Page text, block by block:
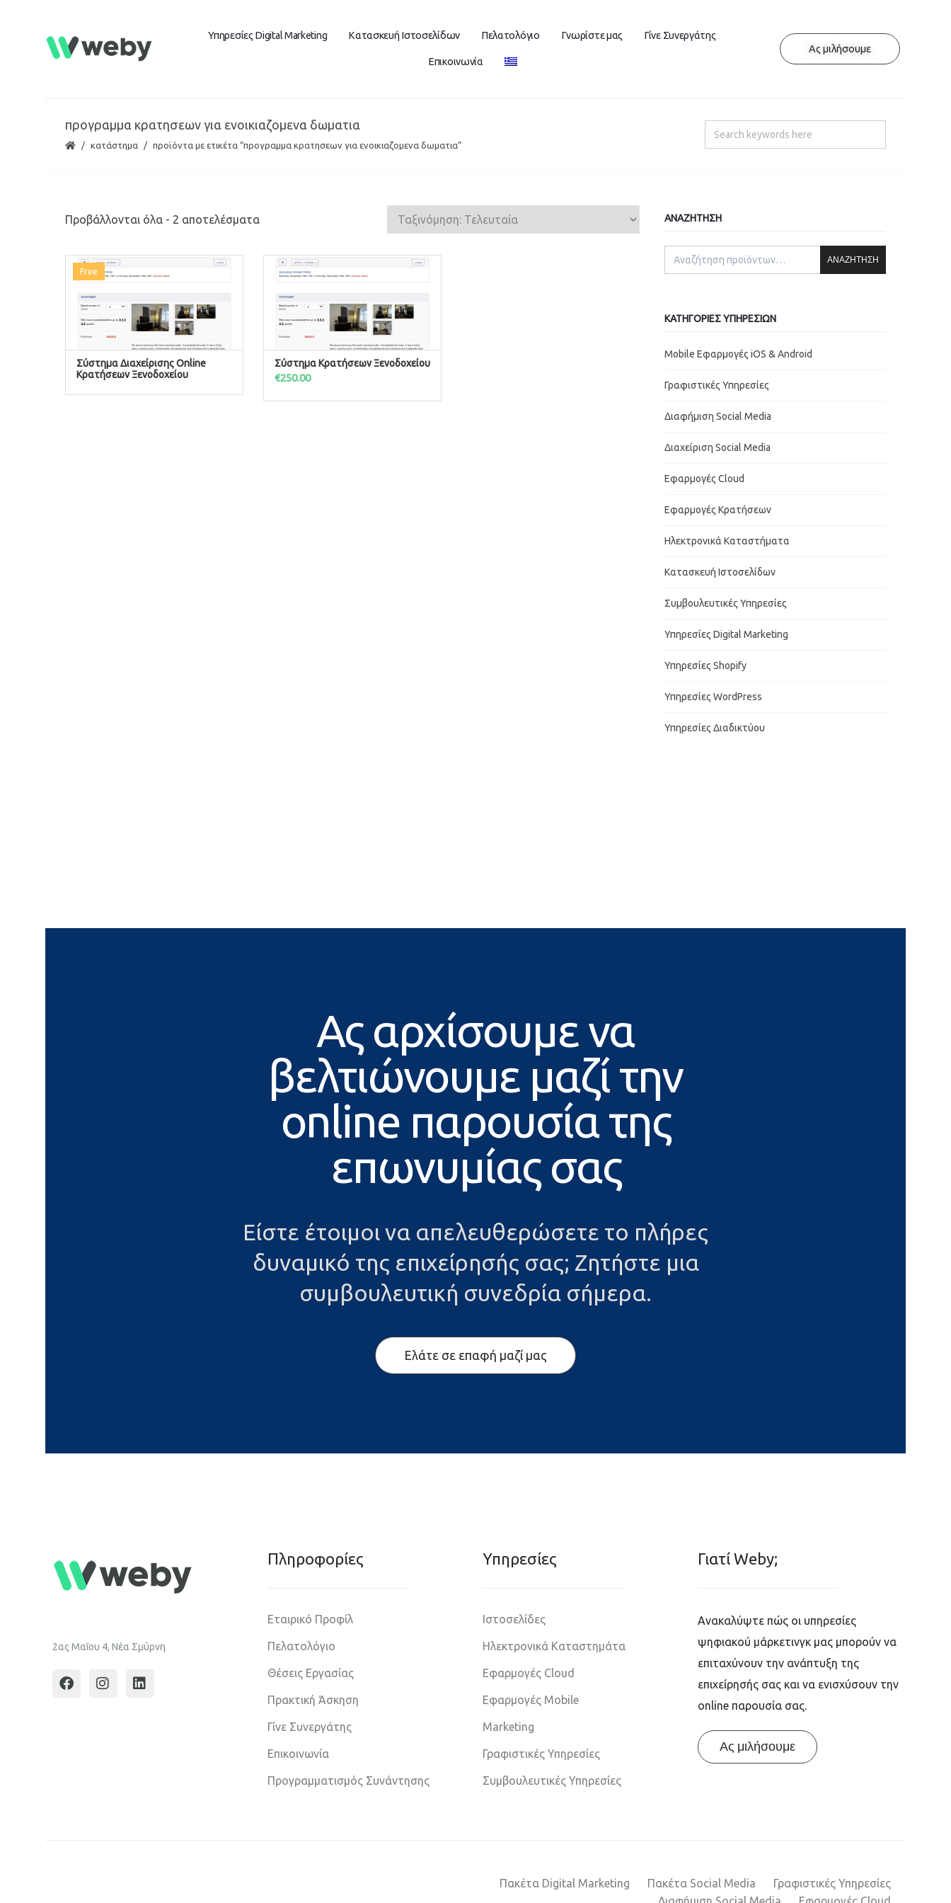
Υπηρεσίες Digital Marketing Κατασκευή Ιστοσελίδων Πελατολόγιο Γνωρίστε μας Γίνε Συνεργάτης
Επικοινωνία
Ας μιλήσουμε
προγραμμα κρατησεων για ενοικιαζομενα δωματια
κατάστημα προϊόντα με ετικέτα “προγραμμα κρατησεων για ενοικιαζομενα δωματια”
Προβάλλονται όλα - 2 αποτελέσματα
Free
ΠΡΟΣΘΉΚΗ ΣΤΟ ΚΑΛΆΘΙ
Σύστημα Διαχείρισης Online
Κρατήσεων Ξενοδοχείου
ΠΡΟΣΘΉΚΗ ΣΤΟ ΚΑΛΆΘΙ
Σύστημα Κρατήσεων Ξενοδοχείου
€250.00
ΑΝΑΖΉΤΗΣΗ
ΑΝΑΖΉΤΗΣΗ
ΚΑΤΗΓΟΡΊΕΣ ΥΠΗΡΕΣΙΏΝ
Mobile Εφαρμογές iOS & Android
Γραφιστικές Υπηρεσίες
Διαφήμιση Social Media
Διαχείριση Social Media
Εφαρμογές Cloud
Εφαρμογές Κρατήσεων
Ηλεκτρονικά Καταστήματα
Κατασκευή Ιστοσελίδων
Συμβουλευτικές Υπηρεσίες
Υπηρεσίες Digital Marketing
Υπηρεσίες Shopify
Υπηρεσίες WordPress
Υπηρεσίες Διαδικτύου
Ας αρχίσουμε να
βελτιώνουμε μαζί την
online παρουσία της
επωνυμίας σας
Είστε έτοιμοι να απελευθερώσετε το πλήρες
δυναμικό της επιχείρησής σας; Ζητήστε μια
συμβουλευτική συνεδρία σήμερα.
Ελάτε σε επαφή μαζί μας
2ας Μαΐου 4, Νέα Σμύρνη
Πληροφoρίες
Εταιρικό Προφίλ
Πελατολόγιο
Θέσεις Εργασίας
Πρακτική Άσκηση
Γίνε Συνεργάτης
Επικοινωνία
Προγραμματισμός Συνάντησης
Υπηρεσίες
Ιστοσελίδες
Ηλεκτρονικά Καταστημάτα
Εφαρμογές Cloud
Εφαρμογές Mobile
Marketing
Γραφιστικές Υπηρεσίες
Συμβουλευτικές Υπηρεσίες
Γιατί Weby;
Ανακαλύψτε πώς οι υπηρεσίες
ψηφιακού μάρκετινγκ μας μπορούν να
επιταχύνουν την ανάπτυξη της
επιχείρησής σας και να ενισχύσουν την
online παρουσία σας.
Ας μιλήσουμε
Πακέτα Digital Marketing Πακέτα Social Media
Γραφιστικές Υπηρεσίες